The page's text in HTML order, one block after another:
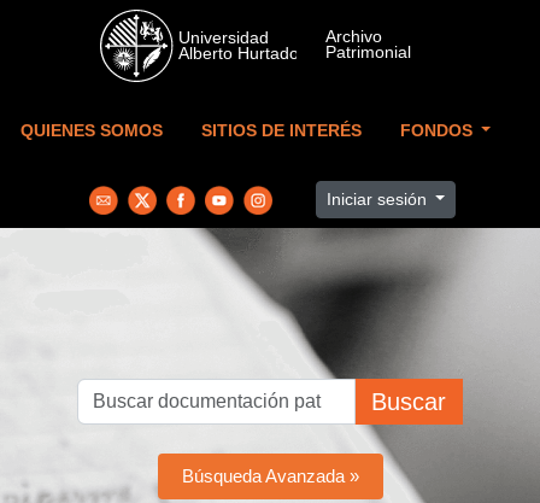
Skip to main content
QUIENES SOMOS SITIOS DE INTERÉS FONDOS
Iniciar sesión
Buscar
Búsqueda Avanzada »